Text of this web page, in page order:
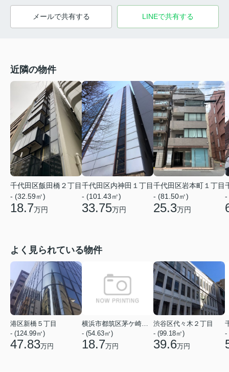
メールで共有する LINEで共有する
近隣の物件
千代田区飯田橋２丁目
- (32.59㎡)
18.7万円
千代田区内神田１丁目
- (101.43㎡)
33.75万円
千代田区岩本町１丁目
- (81.50㎡)
25.3万円
-
よく見られている物件
港区新橋５丁目
- (124.99㎡)
47.83万円
横浜市都筑区茅ケ崎中央
- (54.63㎡)
18.7万円
渋谷区代々木２丁目
- (99.18㎡)
39.6万円
-